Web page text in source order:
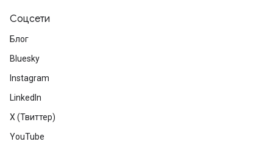
Соцсети
Блог
Bluesky
Instagram
LinkedIn
X (Твиттер)
YouTube